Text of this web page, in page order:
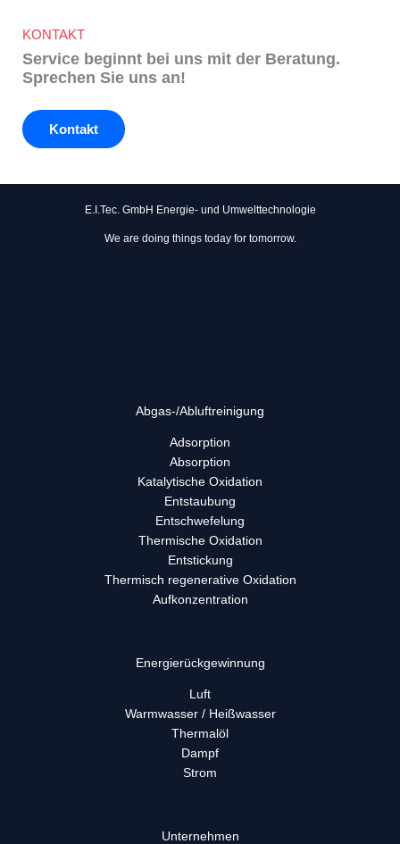
KONTAKT
Service beginnt bei uns mit der Beratung.
Sprechen Sie uns an!
Kontakt
E.I.Tec. GmbH Energie- und Umwelttechnologie
We are doing things today for tomorrow.
Abgas-/Abluft­reinigung
Adsorption
Absorption
Katalytische Oxidation
Entstaubung
Entschwefelung
Thermische Oxidation
Entstickung
Thermisch regenerative Oxidation
Aufkonzentration
Energie­rück­gewinnung
Luft
Warmwasser / Heißwasser
Thermalöl
Dampf
Strom
Unternehmen